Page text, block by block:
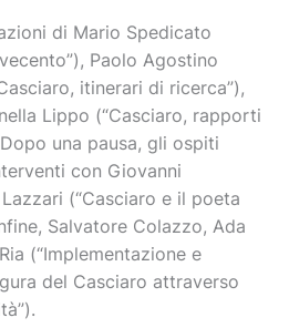
di Mario Spedicato
Paolo Agostino
itinerari di ricerca”),
Lippo (“Casciaro, rapporti
una pausa, gli ospiti
con Giovanni
(“Casciaro e il poeta
Salvatore Colazzo, Ada
(“Implementazione e
del Casciaro attraverso